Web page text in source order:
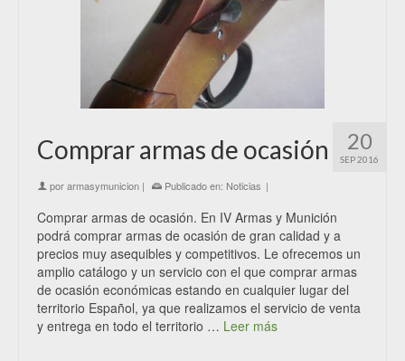
20
SEP 2016
Comprar armas de ocasión
porarmasymunicion | Publicado en: Noticias |
Comprar armas de ocasión. En IV Armas y Munición
podrá comprar armas de ocasión de gran calidad y a
precios muy asequibles y competitivos. Le ofrecemos un
amplio catálogo y un servicio con el que comprar armas
de ocasión económicas estando en cualquier lugar del
territorio Español, ya que realizamos el servicio de venta
y entrega en todo el territorio … Leer más